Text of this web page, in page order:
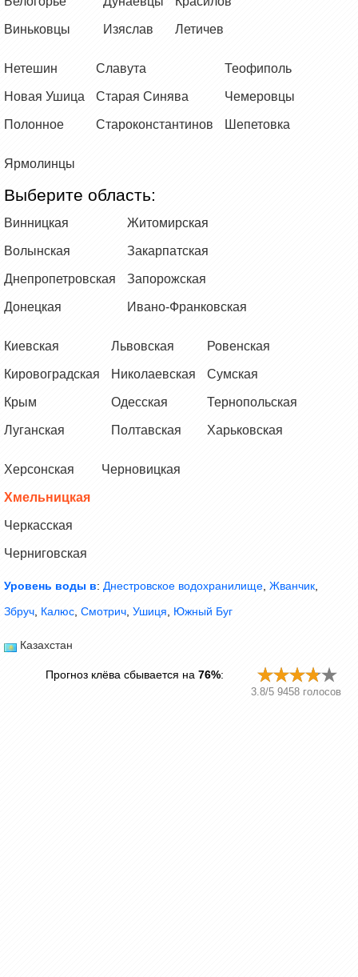
Виньковцы Изяслав Летичев
Нетешин
Новая Ушица
Полонное
Славута
Старая Синява
Староконстантинов
Теофиполь
Чемеровцы
Шепетовка
Ярмолинцы
Выберите область:
Винницкая
Волынская
Днепропетровская
Донецкая
Житомирская
Закарпатская
Запорожская
Ивано-Франковская
Киевская
Кировоградская
Крым
Луганская
Львовская
Николаевская
Одесская
Полтавская
Ровенская
Сумская
Тернопольская
Харьковская
Херсонская
Хмельницкая
Черкасская
Черниговская
Черновицкая
Уровень воды в: Днестровское водохранилище Жванчик
Збруч Калюс Смотрич Ушиця Южный Буг
Казахстан
Прогноз клёва сбывается на 76%:
3.8/5 9458 голосов